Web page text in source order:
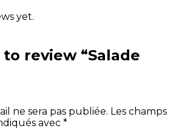
yet.
review “Salade
ne sera pas publiée. Les champs
avec *